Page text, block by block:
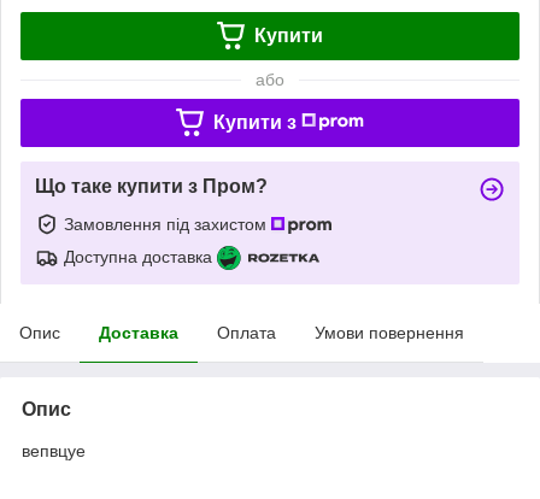
Купити
або
Купити з
Що таке купити з Пром?
Замовлення під захистом
Доступна доставка
Опис Доставка Оплата Умови повернення
Опис
вепвцуе